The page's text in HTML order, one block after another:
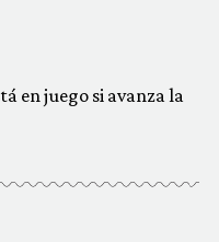
en juego si avanza la